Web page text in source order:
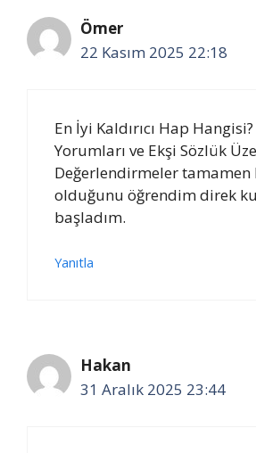
Ömer
22 Kasım 2025 22:18
En İyi Kaldırıcı Hap Hangisi?
Yorumları ve Ekşi Sözlük
Değerlendirmeler
olduğunu öğrendim direk
başladım.
Yanıtla
Hakan
31 Aralık 2025 23:44